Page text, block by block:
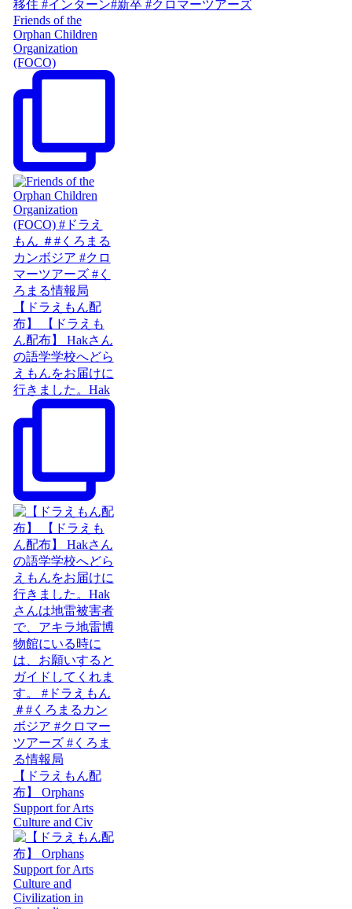
Friends of the
Orphan Children
Organization
(FOCO)
【ドラえもん配
布】 【ドラえも
ん配布】 Hakさん
の語学学校へどら
えもんをお届けに
行きました。Hak
【ドラえもん配
布】 Orphans
Support for Arts
Culture and Civ